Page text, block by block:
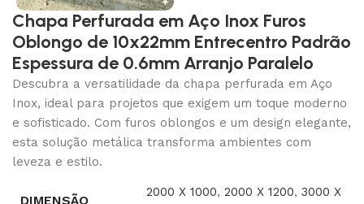
Chapa Perfurada em Aço Inox Furos
Oblongo de 10x22mm Entrecentro Padrão
Espessura de 0.6mm Arranjo Paralelo
Descubra a versatilidade da chapa perfurada em Aço
Inox, ideal para projetos que exigem um toque moderno
e sofisticado. Com furos oblongos e um design elegante,
esta solução metálica transforma ambientes com
leveza e estilo.
DIMENSÃO
2000 X 1000,2000 X 1200,3000 X